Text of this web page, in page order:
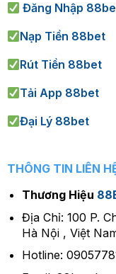
Đăng Nhập
Nạp Tiền 88bet
Rút Tiền 88bet
Tải App 88bet
Đại Lý 88bet
THÔNG TIN LIÊN
Thương Hiệu
Địa Chỉ: 100 P.
Hà Nội , Việt
Hotline: